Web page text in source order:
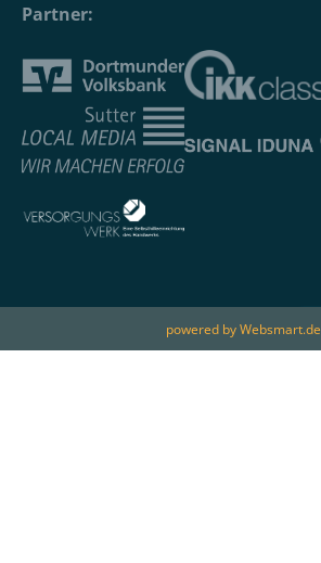
Partner:
powered by Websmart.de